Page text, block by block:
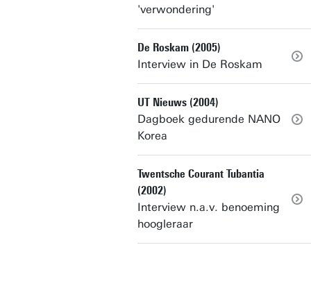
'verwondering'
De Roskam (2005)
Interview in De Roskam
UT Nieuws (2004)
Dagboek gedurende NANO
Korea
Twentsche Courant Tubantia
(2002)
Interview n.a.v. benoeming
hoogleraar